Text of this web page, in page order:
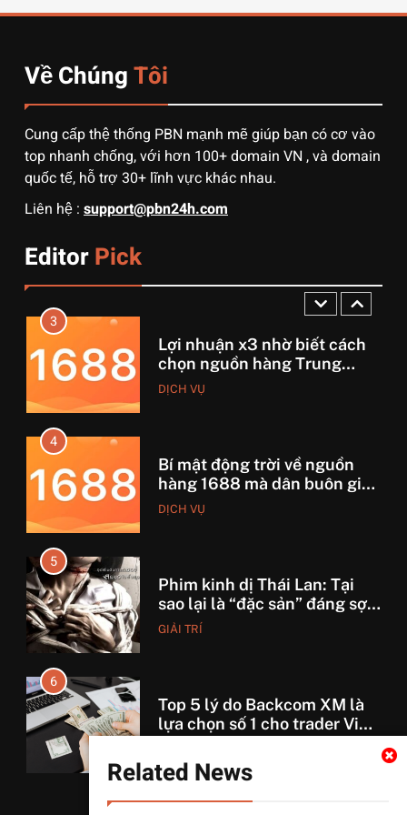
Related News
Về ChúngTôi
Cung cấp thệ thống PBN mạnh mẽ giúp bạn có cơ vào
top nhanh chống, với hơn 100+ domain VN , và domain
quốc tế, hỗ trợ 30+ lĩnh vực khác nhau.
Liên hệ : support@pbn24h.com
EditorPick
chọn đường biển hay đường
1
3 sai lầm chí mạng khiến
vốn, ôm sô
DỊCH VỤ
2
tháng lời 20 triệu
3
Lợi nhuận x3 nhờ biết cách
chọn nguồn hàng Trung
Quốc chuẩn
DỊCH VỤ
4
Bí mật động trời về nguồn
hàng 1688 mà dân buôn giấu
nhẹm!
DỊCH VỤ
5
Phim kinh dị Thái Lan: Tại
sao lại là “đặc sản” đáng sợ
nhất thế giới?
GIẢI TRÍ
6
Top 5 lý do Backcom XM là
lựa chọn số 1 cho trader Việt
hiện nay